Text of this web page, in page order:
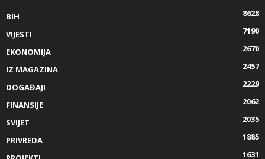
BIH
8628
VIJESTI
7190
EKONOMIJA
2670
IZ MAGAZINA
2457
DOGAĐAJI
2229
FINANSIJE
2062
SVIJET
2035
PRIVREDA
1885
1631